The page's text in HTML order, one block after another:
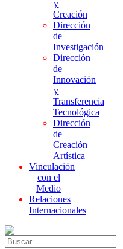
y
Creación
Dirección
de
Investigación
Dirección
de
Innovación
y
Transferencia
Tecnológica
Dirección
de
Creación
Artística
Vinculación
con el
Medio
Relaciones
Internacionales